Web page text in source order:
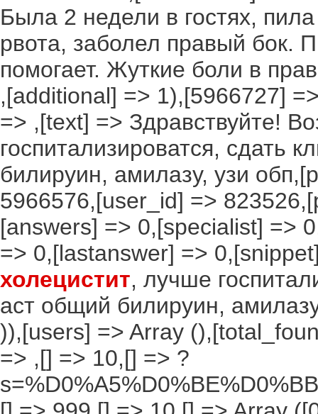
Была 2 недели в гостях,
рвота, заболел правый бок.
помогает. Жуткие боли в
,[additional] => 1),[5966727]
=> ,[text] => Здравствуйте!
госпитализироватся, сдать
билируин, амилазу, узи
5966576,[user_id] =>
[answers] => 0,[specialist] =>
=> 0,[lastanswer] =>
холецистит, лучше
аст общий билируин,
)),[users] => Array
=> ,[] => 10,[] => ?